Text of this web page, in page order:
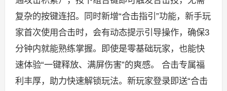
复杂的按键连招。同时新增“合击指引”功能，新手玩
家首次使用合击时，会有动态提示引导操作，确保3
分钟内就能熟练掌握。即使是零基础玩家，也能快
速体验“一键释放、满屏伤害”的爽感。 合击专属福
利丰厚，助力快速解锁玩法。新玩家登录即送“合击